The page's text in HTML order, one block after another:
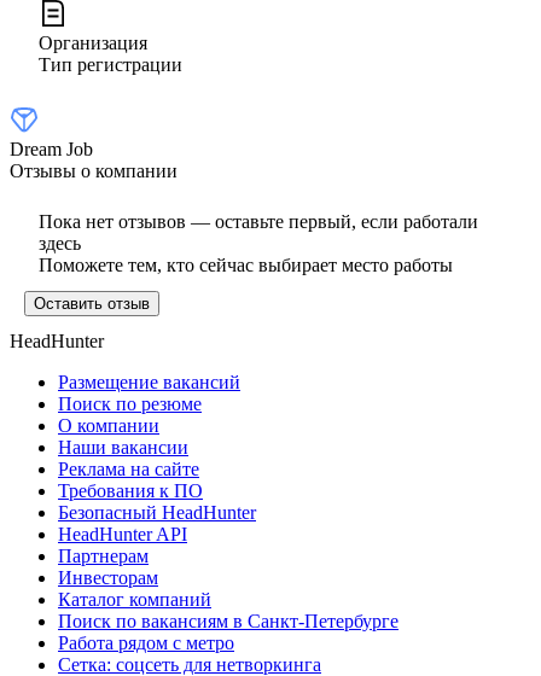
Организация
Тип регистрации
Dream Job
Отзывы о компании
Пока нет отзывов — оставьте первый, если работали
здесь
Поможете тем, кто сейчас выбирает место работы
Оставить отзыв
HeadHunter
Размещение вакансий
Поиск по резюме
О компании
Наши вакансии
Реклама на сайте
Требования к ПО
Безопасный HeadHunter
HeadHunter API
Партнерам
Инвесторам
Каталог компаний
Поиск по вакансиям в Санкт-Петербурге
Работа рядом с метро
Сетка: соцсеть для нетворкинга